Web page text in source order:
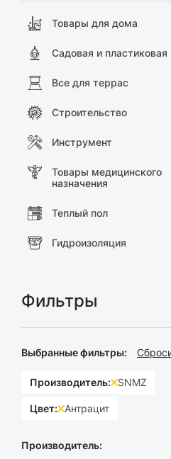
Товары для дома
Садовая и
Все для террас
Строительство
Инструмент
Товары медицинского
назначения
Теплый пол
Гидроизоляция
Фильтры
Выбранные фильтры:
Производитель: SNMZ
Цвет: Антрацит
Производитель: